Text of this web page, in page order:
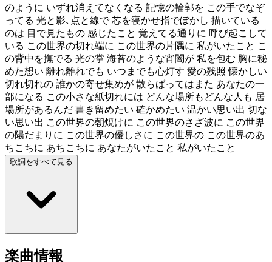
のように いずれ消えてなくなる 記憶の輪郭を この手でなぞ
ってる 光と影､点と線で 芯を寝かせ指でぼかし 描いている
のは 目で見たもの 感じたこと 覚えてる通りに 呼び起こして
いる この世界の切れ端に この世界の片隅に 私がいたこと こ
の背中を撫でる 光の掌 海苔のような宵闇が 私を包む 胸に秘
めた想い 離れ離れでも いつまでも心灯す 愛の残照 懐かしい
切れ切れの 誰かの寄せ集めが 散らばってはまた あなたの一
部になる この小さな紙切れには どんな場所もどんな人も 居
場所があるんだ 書き留めたい 確かめたい 温かい思い出 切な
い思い出 この世界の朝焼けに この世界のさざ波に この世界
の陽だまりに この世界の優しさに この世界の この世界のあ
ちこちに あちこちに あなたがいたこと 私がいたこと
歌詞をすべて見る
楽曲情報